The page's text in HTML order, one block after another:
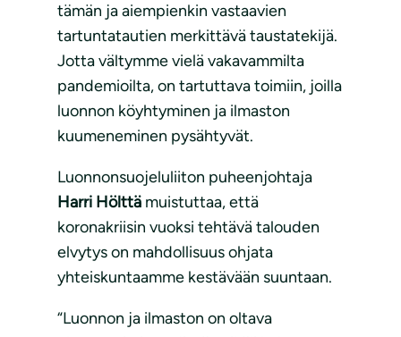
tämän ja aiempienkin vastaavien
tartuntatautien merkittävä taustatekijä.
Jotta vältymme vielä vakavammilta
pandemioilta, on tartuttava toimiin, joilla
luonnon köyhtyminen ja ilmaston
kuumeneminen pysähtyvät.
Luonnonsuojeluliiton puheenjohtaja
Harri Hölttä muistuttaa, että
koronakriisin vuoksi tehtävä talouden
elvytys on mahdollisuus ohjata
yhteiskuntaamme kestävään suuntaan.
“Luonnon ja ilmaston on oltava